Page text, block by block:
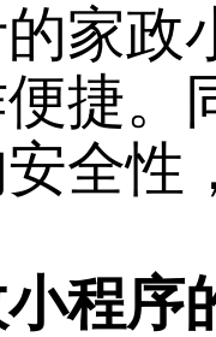
家政
捷。
全性
程序